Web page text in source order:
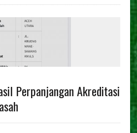
Perpanjangan Akreditasi